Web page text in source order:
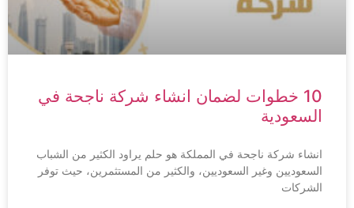
10 خطوات لضمان انشاء شركة ناجحة في
السعودية
انشاء شركة ناجحة في المملكة هو حلم يراود الكثير من الشباب
السعوديين وغير السعوديين، والكثير من المستثمرين، حيث توفر
الشركات